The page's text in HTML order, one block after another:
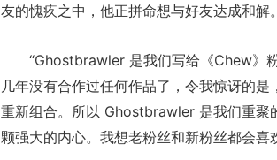
友的愧疚之中，他正拼命想与好友达成和解。
“Ghostbrawler 是我们写给《Chew》
几年没有合作过任何作品了，令我惊讶的
重新组合。所以 Ghostbrawler 是我们重聚
颗强大的内心。我想老粉丝和新粉丝都会喜